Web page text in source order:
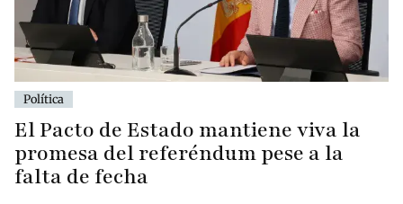
Política
El Pacto de Estado mantiene viva la
promesa del referéndum pese a la
falta de fecha